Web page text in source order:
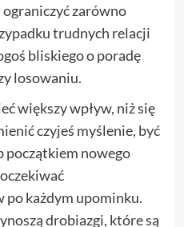
zarówno
trudnych relacji
bliskiego o poradę
losowaniu.
większy wpływ, niż się
czyjeś myślenie, być
początkiem nowego
każdym upominku.
drobiazgi, które są